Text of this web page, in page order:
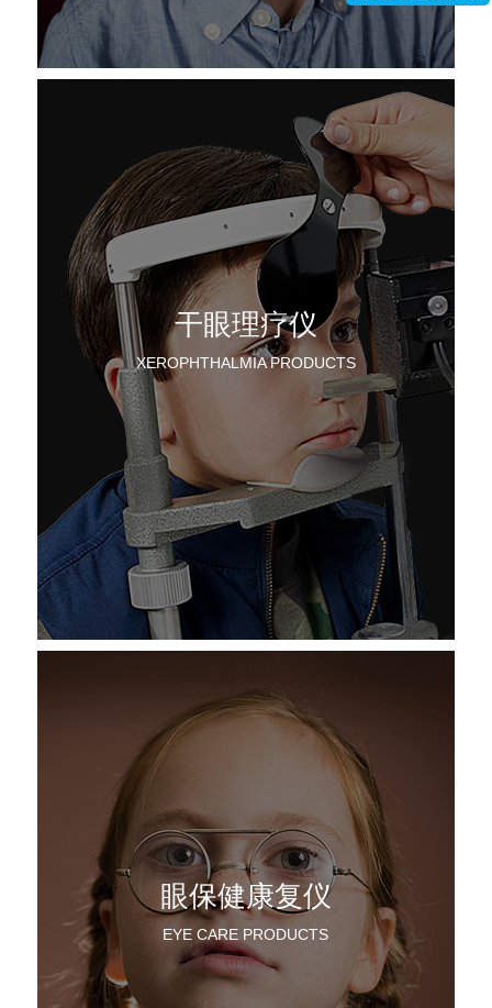
干眼理疗仪
XEROPHTHALMIA PRODUCTS
眼保健康复仪
EYE CARE PRODUCTS